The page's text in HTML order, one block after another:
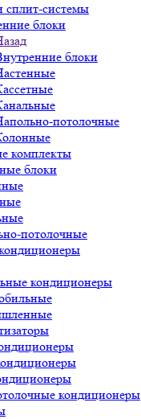
сплит-системы
блоки
блоки
потолочные
комплекты
блоки
потолочные
кондиционеры
кондиционеры